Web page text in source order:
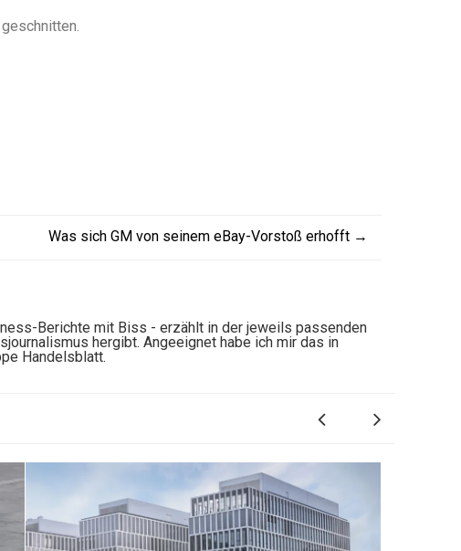
Was sich GM von seinem eBay-Vorstoß erhofft →
Berichte mit Biss - erzählt in der jeweils passenden
hergibt. Angeeignet habe ich mir das in
Handelsblatt.